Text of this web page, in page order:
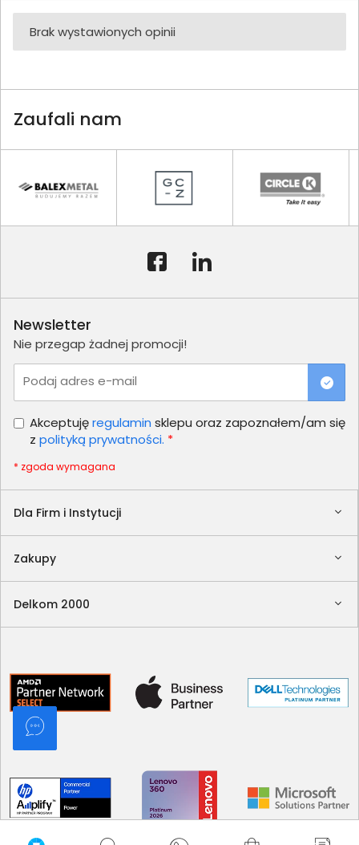
Brak wystawionych opinii
Zaufali nam
Dla Firm i Instytucji
Zakupy
Delkom 2000
Newsletter
Nie przegap żadnej promocji!
Podaj adres e-mail
Akceptujęregulamin sklepu oraz zapoznałem/am się
z polityką prywatności. *
* zgoda wymagana